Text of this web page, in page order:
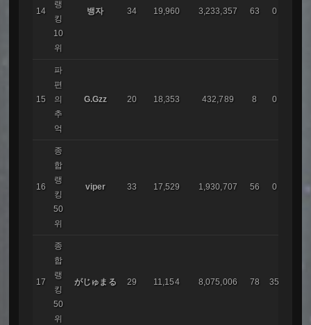
14
랭
킹
10
위
뱅자 34 19,960 3,233,357 63 0
15
파
편
의
추
억
G.Gzz 20 18,353 432,789 8 0
16
종
합
랭
킹
50
위
viper 33 17,529 1,930,707 56 0
17
종
합
랭
킹
50
위
がじゅまる 29 11,154 8,075,006 78 35